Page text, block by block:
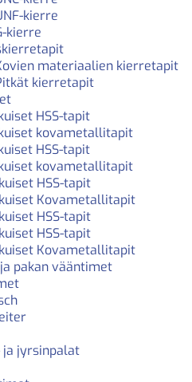
kierre
kierre
materiaalien kierretapit
kierretapit
HSS-tapit
kovametallitapit
HSS-tapit
kovametallitapit
HSS-tapit
Kovametallitapit
HSS-tapit
HSS-tapit
Kovametallitapit
pakan vääntimet
ja jyrsinpalat